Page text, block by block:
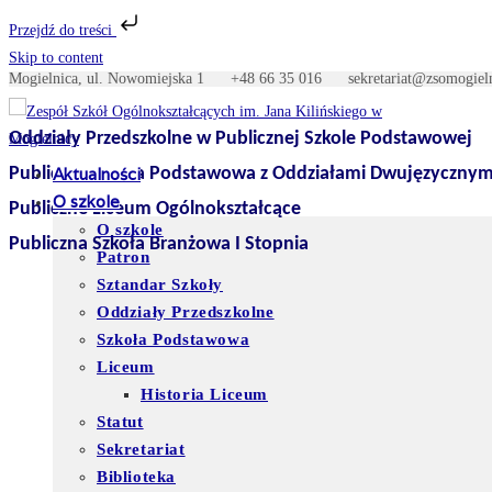
Przejdź do treści
Skip to content
Mogielnica, ul. Nowomiejska 1 +48 66 35 016
Oddziały Przedszkolne w Publicznej Szkole Podstawowej
Publiczna Szkoła Podstawowa z Oddziałami
Publiczne Liceum Ogólnokształcące
Publiczna Szkoła Branżowa I Stopnia
Aktualności
O szkole
O szkole
Patron
Sztandar Szkoły
Oddziały Przedszkolne
Szkoła Podstawowa
Liceum
Historia Liceum
Statut
Sekretariat
Biblioteka